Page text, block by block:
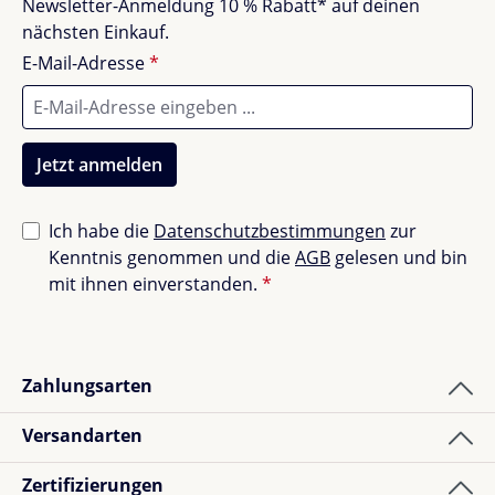
dem Waschen neu bespannen.
Ergonomisches Sitzen erfordert variable
Verstellmöglichkeiten
Produkteingeschaften Moll Maximo:
Die Stuhlsäule ist mit einem
versehen. So ist der Stuhl noch leichter zu
handhaben.
Die Kunststoffteile in einem helleren Grau bilden
Hellgrau
Stoffdesigns in kindgerechten Farben
Stofffarben- und Materialien sind perfekt
aufeinander abgestimmt. Stuhlbezüge und die
Sitzpads der Container haben die gleiche Farben
Newsletter-Anmeldung 10 % Rabatt* auf deinen
nächsten Einkauf.
E-Mail-Adresse*
Jetzt anmelden
Ich habe die Datenschutzbestimmungen zur
Kenntnis genommen und dieAGB gelesen und bin
mit ihnen einverstanden. *
Zahlungsarten
Versandarten
Zertifizierungen